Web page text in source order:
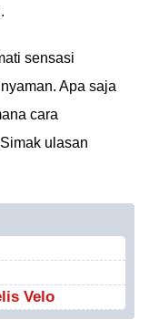
sensasi
Apa saja
cara
ulasan
Velo